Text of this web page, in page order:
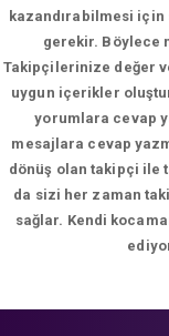
kazandırabilmesi
gerekir. Böylece
Takipçilerinize değer
uygun içerikler
yorumlara cevap
mesajlara cevap
dönüş olan takipçi ile
da sizi her zaman
sağlar. Kendi